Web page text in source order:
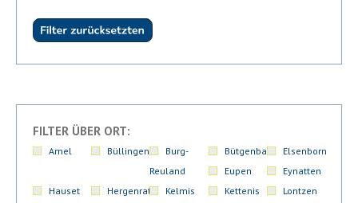
FILTER ÜBER ORT:
Amel Büllingen
Burg-
Reuland
Bütgenbach
Elsenborn
Eupen
Eynatten
Hauset
Hergenrath Kelmis Kettenis Lontzen